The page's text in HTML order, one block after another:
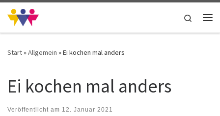
Zum Inhalt springen
Search
Start»Allgemein »Ei kochen mal anders
Ei kochen mal anders
Veröffentlicht am 12. Januar 2021